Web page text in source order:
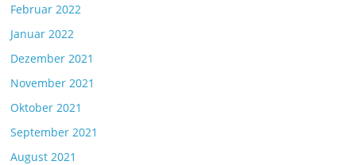
Februar 2022
Januar 2022
Dezember 2021
November 2021
Oktober 2021
September 2021
August 2021